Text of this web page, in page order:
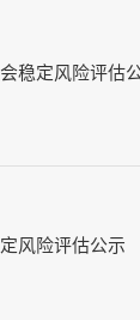
稳定风险评估
风险评估公示